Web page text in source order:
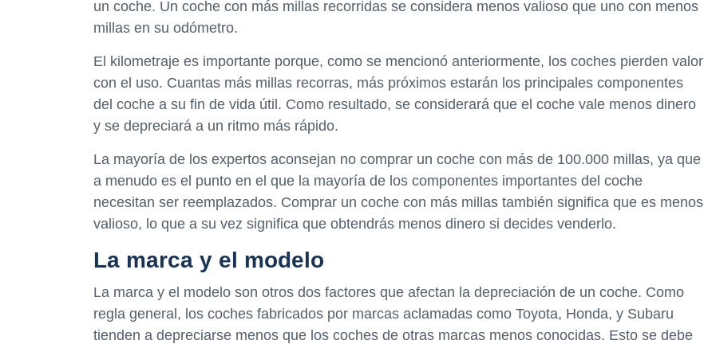
un coche. Un coche con más millas recorridas se considera menos valioso que uno con menos
millas en su odómetro.
El kilometraje es importante porque, como se mencionó anteriormente, los coches pierden valor
con el uso. Cuantas más millas recorras, más próximos estarán los principales componentes
del coche a su fin de vida útil. Como resultado, se considerará que el coche vale menos dinero
y se depreciará a un ritmo más rápido.
La mayoría de los expertos aconsejan no comprar un coche con más de 100.000 millas, ya que
a menudo es el punto en el que la mayoría de los componentes importantes del coche
necesitan ser reemplazados. Comprar un coche con más millas también significa que es menos
valioso, lo que a su vez significa que obtendrás menos dinero si decides venderlo.
La marca y el modelo
La marca y el modelo son otros dos factores que afectan la depreciación de un coche. Como
regla general, los coches fabricados por marcas aclamadas como Toyota, Honda, y Subaru
tienden a depreciarse menos que los coches de otras marcas menos conocidas. Esto se debe